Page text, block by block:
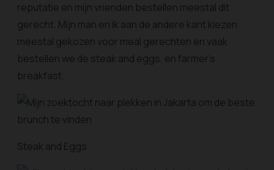
reputatie en mijn vrienden bestellen meestal dit
gerecht. Mijn man en ik aan de andere kant kiezen
meestal gekozen voor meal gerechten en vaak
bestellen we de steak and eggs, en farmer’s
breakfast.
Steak and Eggs